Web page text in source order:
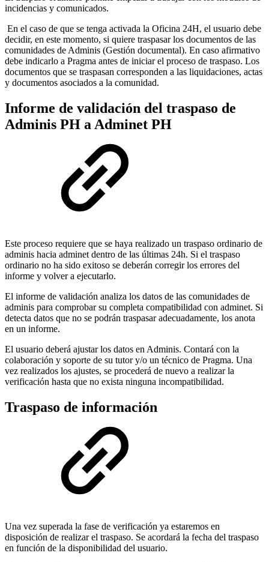
incidencias y comunicados.
En el caso de que se tenga activada la Oficina 24H, el usuario debe
decidir, en este momento, si quiere traspasar los documentos de las
comunidades de Adminis (Gestión documental). En caso afirmativo
debe indicarlo a Pragma antes de iniciar el proceso de traspaso. Los
documentos que se traspasan corresponden a las liquidaciones, actas
y documentos asociados a la comunidad.
Informe de validación del traspaso de
Adminis PH a Adminet PH
Este proceso requiere que se haya realizado un traspaso ordinario de
adminis hacia adminet dentro de las últimas 24h. Si el traspaso
ordinario no ha sido exitoso se deberán corregir los errores del
informe y volver a ejecutarlo.
El informe de validación analiza los datos de las comunidades de
adminis para comprobar su completa compatibilidad con adminet. Si
detecta datos que no se podrán traspasar adecuadamente, los anota
en un informe.
El usuario deberá ajustar los datos en Adminis. Contará con la
colaboración y soporte de su tutor y/o un técnico de Pragma. Una
vez realizados los ajustes, se procederá de nuevo a realizar la
verificación hasta que no exista ninguna incompatibilidad.
Traspaso de información
Una vez superada la fase de verificación ya estaremos en
disposición de realizar el traspaso. Se acordará la fecha del traspaso
en función de la disponibilidad del usuario.